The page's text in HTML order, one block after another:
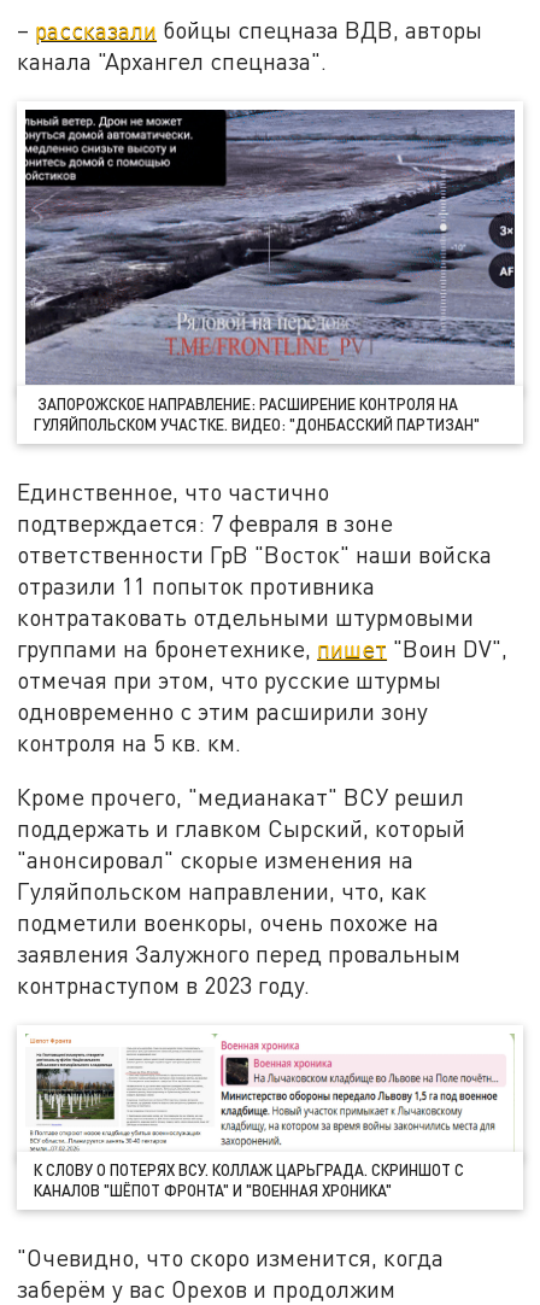
– рассказали бойцы спецназа ВДВ, авторы
канала "Архангел спецназа".
ЗАПОРОЖСКОЕ НАПРАВЛЕНИЕ: РАСШИРЕНИЕ КОНТРОЛЯ НА
ГУЛЯЙПОЛЬСКОМ УЧАСТКЕ. ВИДЕО: "ДОНБАССКИЙ ПАРТИЗАН"
Единственное, что частично
подтверждается: 7 февраля в зоне
ответственности ГрВ "Восток" наши войска
отразили 11 попыток противника
контратаковать отдельными штурмовыми
группами на бронетехнике, пишет "Воин DV",
отмечая при этом, что русские штурмы
одновременно с этим расширили зону
контроля на 5 кв. км.
Кроме прочего, "медианакат" ВСУ решил
поддержать и главком Сырский, который
"анонсировал" скорые изменения на
Гуляйпольском направлении, что, как
подметили военкоры, очень похоже на
заявления Залужного перед провальным
контрнаступом в 2023 году.
К СЛОВУ О ПОТЕРЯХ ВСУ. КОЛЛАЖ ЦАРЬГРАДА. СКРИНШОТ С
КАНАЛОВ "ШЁПОТ ФРОНТА" И "ВОЕННАЯ ХРОНИКА"
"Очевидно, что скоро изменится, когда
заберём у вас Орехов и продолжим